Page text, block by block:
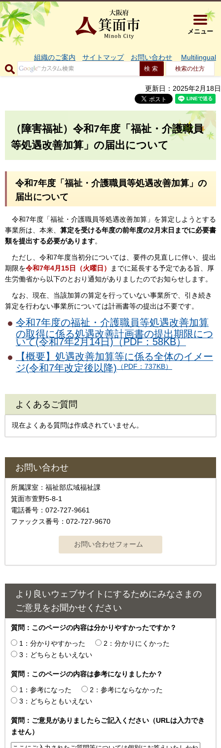
大阪府箕
メニュー
組織のご案内 サイトマップ お問い合わせ Multilingual
検索の仕方
更新日：2025年2月18日
（障害福祉）令和7年度「福祉・介護職員
等処遇改善加算」の届出について
令和7年度「福祉・介護職員等処遇改善加算」の
届出について
令和7年度「福祉・介護職員等処遇改善加算」を算定しようとする
事業所は、本来、 算定を受ける年度の前年度の2月末日までに必要書
類を提出する必要があります。
ただし、令和7年度当初分については、要件の見直しに伴い、提出
期限を令和7年4月15日（火曜日）
までに延長する予定である旨、厚
生労働省から以下のとおり通知がありましたのでお知らせします。
なお、現在、当該加算の算定を行っていない事業所で、引き続き
算定を行わない事業所については計画書等の提出は不要です。
令和7年度の福祉・介護職員等処遇改善加算
の取得に係る処遇改善計画書の提出期限につ
いて(令和7年2月14日)（PDF：58KB）
【概要】処遇改善加算等に係る全体のイメー
ジ(令和7年改定後以降) （PDF：737KB）
よくあるご質問
現在よくある質問は作成されていません。
お問い合わせ
所属課室：福祉部広域福祉課
箕面市萱野5-8-1
電話番号：072-727-9661
ファックス番号：072-727-9670
より良いウェブサイトにするためにみなさまの
ご意見をお聞かせください
質問：このページの内容は分かりやすかったですか？
1：分かりやすかった
2：分かりにくかった
3：どちらともいえない
質問：このページの内容は参考になりましたか？
1：参考になった
2：参考にならなかった
3：どちらともいえない
質問：ご意見がありましたらご記入ください（URLは入力でき
ません）